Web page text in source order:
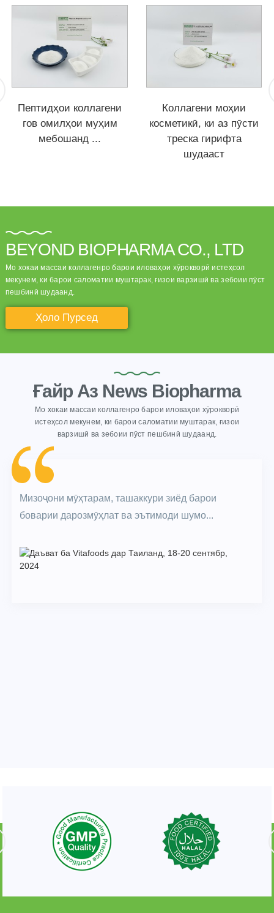
Пептидҳои коллагени
гов омилҳои муҳим
мебошанд ...
Коллагени моҳии
косметикӣ, ки аз пӯсти
треска гирифта
шудааст
BEYOND BIOPHARMA CO., LTD
Мо хокаи массаи коллагенро барои иловаҳои хӯрокворӣ истеҳсол
мекунем, ки барои саломатии муштарак, ғизои варзишӣ ва зебоии пӯст
пешбинӣ шудаанд.
Ҳоло Пурсед
Ғайр Аз News Biopharma
Мо хокаи массаи коллагенро барои иловаҳои хӯрокворӣ
истеҳсол мекунем, ки барои саломатии муштарак, ғизои
варзишӣ ва зебоии пӯст пешбинӣ шудаанд.
Мизоҷони мӯҳтарам, ташаккури зиёд барои
боварии дарозмӯҳлат ва эътимоди шумо...